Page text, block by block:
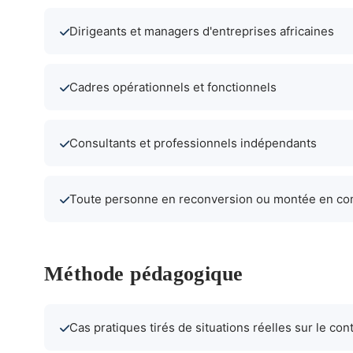
Dirigeants et managers d'entreprises africaines
Cadres opérationnels et fonctionnels
Consultants et professionnels indépendants
Toute personne en reconversion ou montée en
Méthode pédagogique
Cas pratiques tirés de situations réelles sur le